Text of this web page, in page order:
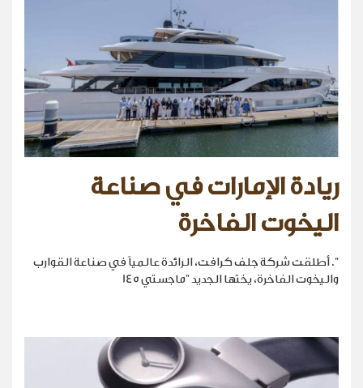
ريادة الإمارات في صناعة
اليخوت الفاخرة
". أطلقت شركة جلف كرافت، الرائدة عالمياً في صناعة القوارب
واليخوت الفاخرة، يختها الجديد "ماجستي 145